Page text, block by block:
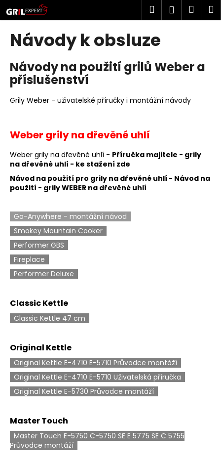
na
obsah
Hledat
Návody k obsluze
Návody na použití grilů Weber a
příslušenství
Grily Weber - uživatelské příručky i montážní návody
Weber grily na dřevěné uhlí
Weber grily na dřevěné uhlí - Příručka majitele - grily
na dřevěné uhlí - ke stažení zde
Návod na použití pro grily na dřevěné uhlí - Návod na
použití - grily WEBER na dřevěné uhlí
Go-Anywhere - montážní návod
Smokey Mountain Cooker
Performer GBS
Fireplace
Performer Deluxe
Classic Kettle
Classic Kettle 47 cm
Original Kettle
Original Kettle E-4710 E-5710 Průvodce montáží
Original Kettle E-4710 E-5710 Uživatelská příručka
Original Kettle E-5730 Průvodce montáží
Master Touch
Master Touch E-5750 C-5750 SE E 5775 SE C 5755
Průvodce montáží
K
o
o
p
o
t
e
b
u
j
e
t
e
n
a
j
í
t
D
o
p
r
u
č